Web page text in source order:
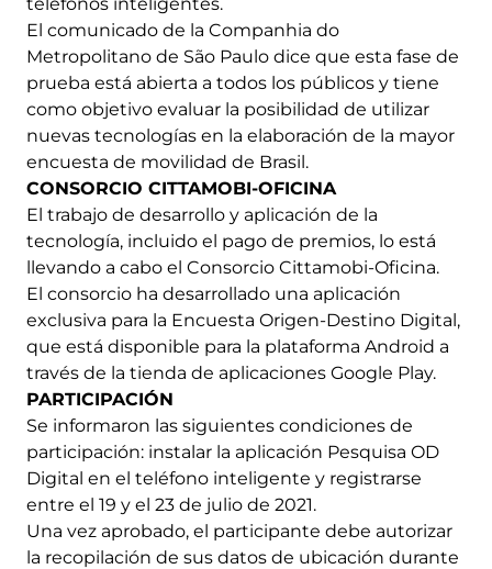
El comunicado de la Companhia do
Metropolitano de São Paulo dice que esta fase de
prueba está abierta a todos los públicos y tiene
como objetivo evaluar la posibilidad de utilizar
nuevas tecnologías en la elaboración de la mayor
encuesta de movilidad de Brasil.
CONSORCIO CITTAMOBI-OFICINA
El trabajo de desarrollo y aplicación de la
tecnología, incluido el pago de premios, lo está
llevando a cabo el Consorcio Cittamobi-Oficina.
El consorcio ha desarrollado una aplicación
exclusiva para la Encuesta Origen-Destino Digital,
que está disponible para la plataforma Android a
través de la tienda de aplicaciones Google Play.
PARTICIPACIÓN
Se informaron las siguientes condiciones de
participación: instalar la aplicación Pesquisa OD
Digital en el teléfono inteligente y registrarse
entre el 19 y el 23 de julio de 2021.
Una vez aprobado, el participante debe autorizar
la recopilación de sus datos de ubicación durante